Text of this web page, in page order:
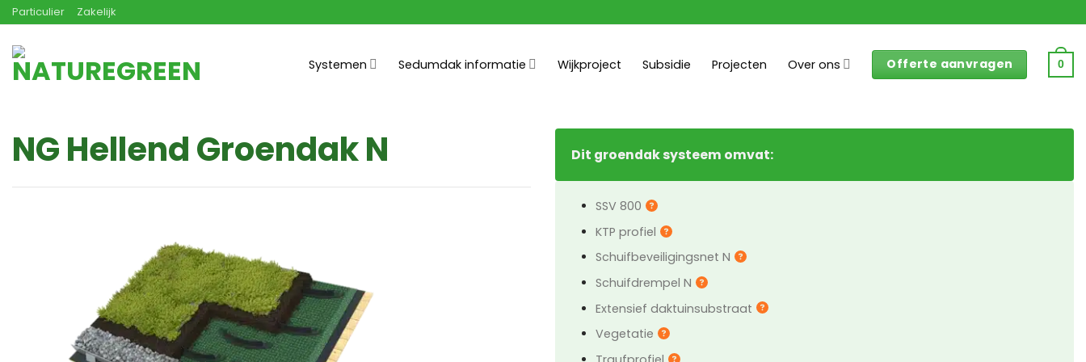
Ga
naar
inhoud
Particulier Zakelijk
Systemen Sedumdak informatie Wijkproject Subsidie Projecten Over ons Offerte aanvragen 0
NG Hellend Groendak N Dit groendak systeem omvat:
SSV 800
KTP profiel
Schuifbeveiligingsnet N
Schuifdrempel N
Extensief daktuinsubstraat
Vegetatie